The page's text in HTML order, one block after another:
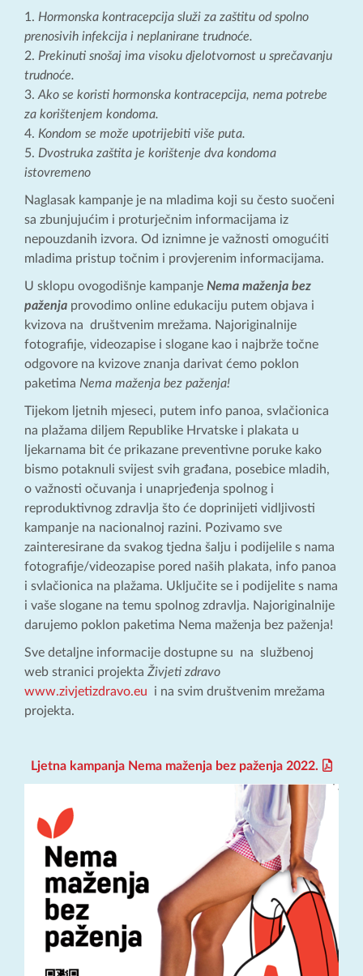
Hormonska kontracepcija služi za zaštitu od spolno
prenosivih infekcija i neplanirane trudnoće.
Prekinuti snošaj ima visoku djelotvornost u sprečavanju
trudnoće.
Ako se koristi hormonska kontracepcija, nema potrebe
za korištenjem kondoma.
Kondom se može upotrijebiti više puta.
Dvostruka zaštita je korištenje dva kondoma
istovremeno
Naglasak kampanje je na mladima koji su često suočeni
sa zbunjujućim i proturječnim informacijama iz
nepouzdanih izvora. Od iznimne je važnosti omogućiti
mladima pristup točnim i provjerenim informacijama.
U sklopu ovogodišnje kampanje Nema maženja bez
paženja provodimo online edukaciju putem objava i
kvizova na društvenim mrežama. Najoriginalnije
fotografije, videozapise i slogane kao i najbrže točne
odgovore na kvizove znanja darivat ćemo poklon
paketima Nema maženja bez paženja!
Tijekom ljetnih mjeseci, putem info panoa, svlačionica
na plažama diljem Republike Hrvatske i plakata u
ljekarnama bit će prikazane preventivne poruke kako
bismo potaknuli svijest svih građana, posebice mladih,
o važnosti očuvanja i unaprjeđenja spolnog i
reproduktivnog zdravlja što će doprinijeti vidljivosti
kampanje na nacionalnoj razini. Pozivamo sve
zainteresirane da svakog tjedna šalju i podijelile s nama
fotografije/videozapise pored naših plakata, info panoa
i svlačionica na plažama. Uključite se i podijelite s nama
i vaše slogane na temu spolnog zdravlja. Najoriginalnije
darujemo poklon paketima Nema maženja bez paženja!
Sve detaljne informacije dostupne su na službenoj
web stranici projekta Živjeti zdravo
www.zivjetizdravo.eu i na svim društvenim mrežama
projekta.
Ljetna kampanja Nema maženja bez paženja 2022.